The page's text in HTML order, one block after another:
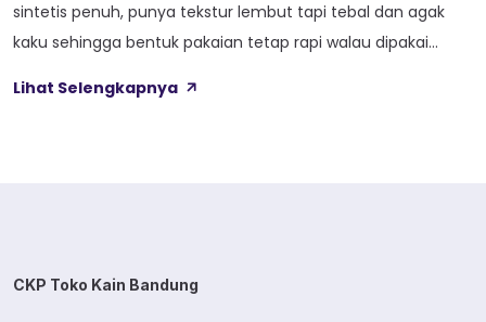
sintetis penuh, punya tekstur lembut tapi tebal dan agak
kaku sehingga bentuk pakaian tetap rapi walau dipakai
yaitu Cool Touch, Wicking Process, Anti Bacterial, dan Anti
Lihat Selengkapnya
CKP Toko Kain Bandung